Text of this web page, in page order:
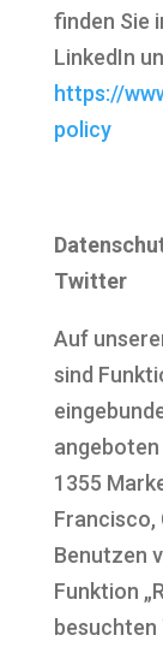
finden Sie
LinkedIn
https://
policy
Twitter
Auf
sind
1355
Francisco,
Benutzen
Funktion